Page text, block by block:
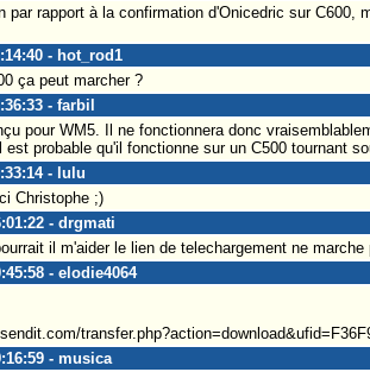
par rapport à la confirmation d'Onicedric sur
- hot_rod1
ça peut marcher ?
- farbil
pour WM5. Il ne fonctionnera donc
est probable qu'il fonctionne sur un C500 tournant
- lulu
Christophe ;)
- drgmati
il m'aider le lien de telechargement ne
- elodie4064
- musica